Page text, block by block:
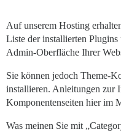
Auf unserem Hosting
Liste der installierten Plugins
Admin-Oberfläche Ihrer
Sie können jedoch Theme-
installieren. Anleitungen zur
Komponentenseiten hier im
Was meinen Sie mit